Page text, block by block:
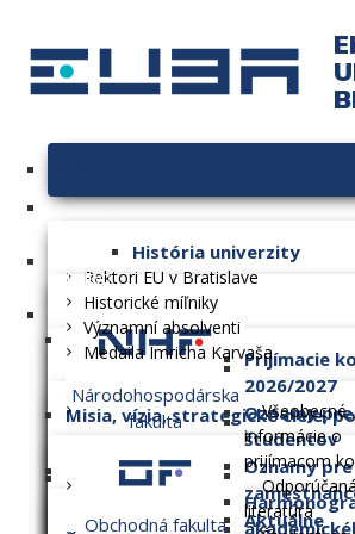
História univerzity
Rektori EU v Bratislave
Historické míľniky
Významní absolventi
Medaila Imricha Karvaša
Misia, vízia, strategické ciele,
Dlhodobý zámer
Fakulty
Národohospodárska
fakulta
Obchodná fakulta
Prijímacie
2026/2027
Všeobecné
informácie o
prijímacom
literatúra
Oznamy pre
študentov
Oznamy pre
Aktuálne